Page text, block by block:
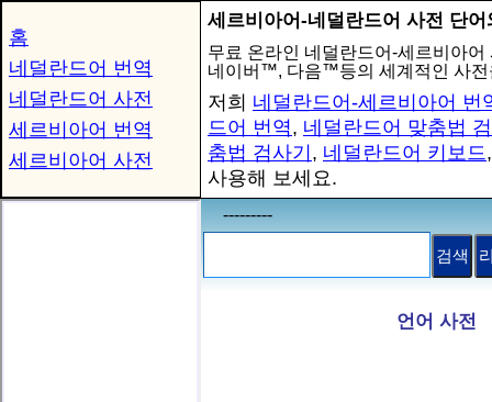
홈
네덜란드어 번역
네덜란드어 사전
세르비아어 번역
세르비아어 사전
세르비아어-네덜란드어 사전 단
무료 온라인 네덜란드어-세르비아
네이버™, 다음™등의 세계적인 사전
저희 네덜란드어-세르비아어 번
드어 번역, 네덜란드어 맞춤법
춤법 검사기 , 네덜란드어 키보드
사용해 보세요.